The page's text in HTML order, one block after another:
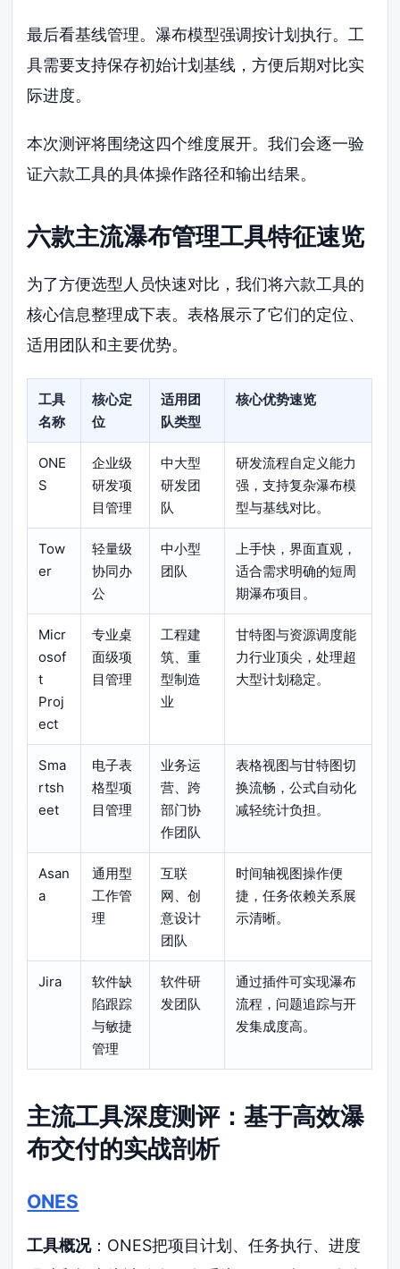
最后看基线管理。瀑布模型强调按计划执行。工
具需要支持保存初始计划基线，方便后期对比实
际进度。
本次测评将围绕这四个维度展开。我们会逐一验
证六款工具的具体操作路径和输出结果。
六款主流瀑布管理工具特征速览
为了方便选型人员快速对比，我们将六款工具的
核心信息整理成下表。表格展示了它们的定位、
适用团队和主要优势。
工具
名称
核心定
位
适用团
队类型
核心优势速览
ONE
S
企业级
研发项
目管理
中大型
研发团
队
研发流程自定义能力
强，支持复杂瀑布模
型与基线对比。
Tow
er
轻量级
协同办
公
中小型
团队
上手快，界面直观，
适合需求明确的短周
期瀑布项目。
Micr
osof
t
Proj
ect
专业桌
面级项
目管理
工程建
筑、重
型制造
业
甘特图与资源调度能
力行业顶尖，处理超
大型计划稳定。
Sma
rtsh
eet
电子表
格型项
目管理
业务运
营、跨
部门协
作团队
表格视图与甘特图切
换流畅，公式自动化
减轻统计负担。
Asan
a
通用型
工作管
理
互联
网、创
意设计
团队
时间轴视图操作便
捷，任务依赖关系展
示清晰。
Jira
软件缺
陷跟踪
与敏捷
管理
软件研
发团队
通过插件可实现瀑布
流程，问题追踪与开
发集成度高。
主流工具深度测评：基于高效瀑
布交付的实战剖析
ONES
工具概况：ONES把项目计划、任务执行、进度